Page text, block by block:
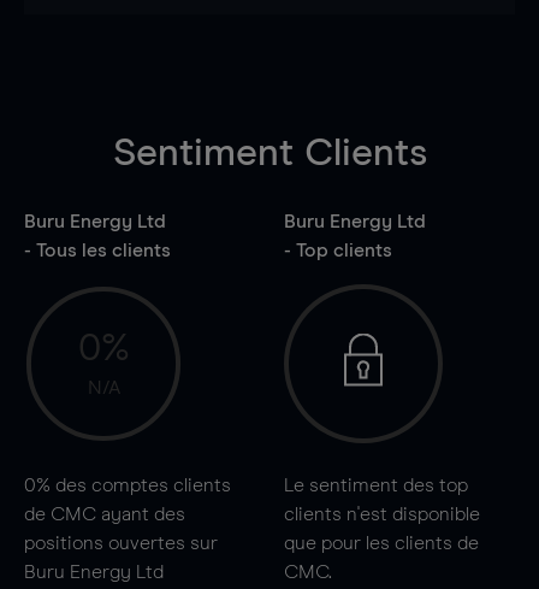
Sentiment Clients
Buru Energy Ltd
- Tous les clients
0%
N/A
0% des comptes clients
de CMC ayant des
positions ouvertes sur
Buru Energy Ltd
Buru Energy Ltd
- Top clients
Le sentiment des top
clients n'est disponible
que pour les clients de
CMC.